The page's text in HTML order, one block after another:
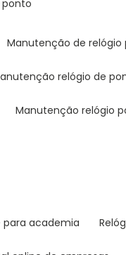
ponto
manutenção de
manutenção relógio de
manutenção relógio
para academia